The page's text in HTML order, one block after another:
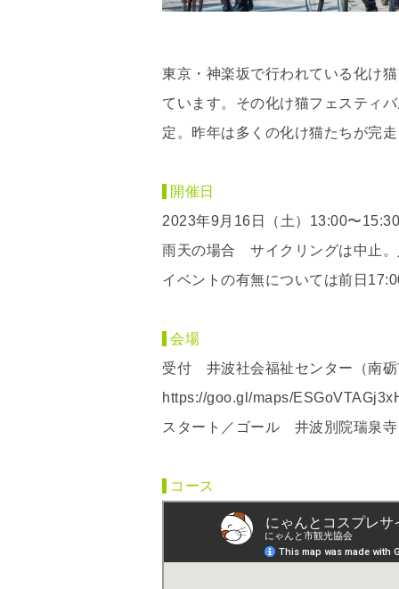
東京・神楽坂で行われている化け
ています。その化け猫フェスティ
定。昨年は多くの化け猫たちが完
開催日
2023年9月16日（土）13:00〜15:30
雨天の場合 サイクリングは中止
イベントの有無については前日
会場
受付 井波社会福祉センター（南
https://goo.gl/maps/
スタート／ゴール 井波別院瑞泉
コース